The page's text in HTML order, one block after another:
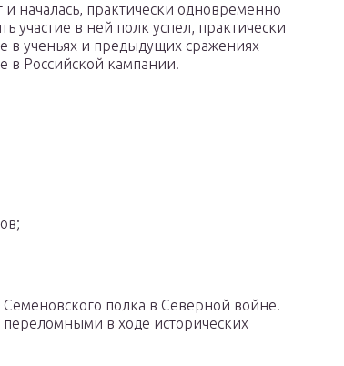
началась, практически одновременно
участие в ней полк успел, практически
в ученьях и предыдущих сражениях
в Российской кампании.
полка в Северной войне.
в ходе исторических